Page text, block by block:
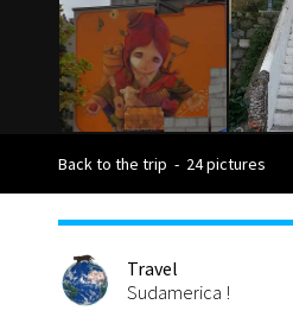
Back to the trip - 24 pictures
Travel
Sudamerica !